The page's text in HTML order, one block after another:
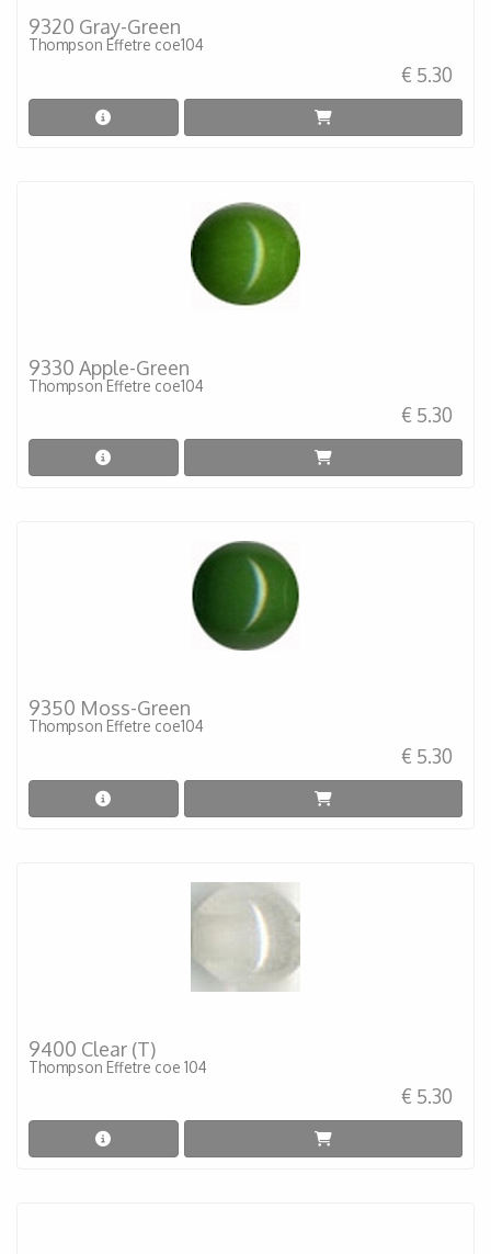
9320 Gray-Green
Thompson Effetre coe104
€ 5.30
9330 Apple-Green
Thompson Effetre coe104
€ 5.30
9350 Moss-Green
Thompson Effetre coe104
€ 5.30
9400 Clear (T)
Thompson Effetre coe 104
€ 5.30